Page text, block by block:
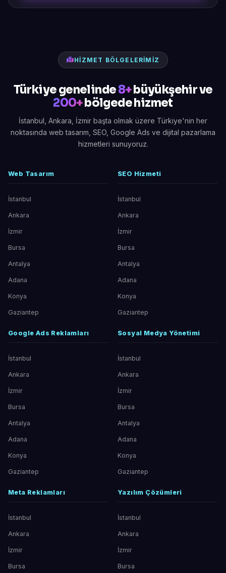
HIZMET BÖLGELERIMIZ
Türkiye genelinde8+büyükşehir ve
200+bölgede hizmet
İstanbul, Ankara, İzmir başta olmak üzere Türkiye'nin her
noktasında web tasarım, SEO, Google Ads ve dijital pazarlama
hizmetleri sunuyoruz.
Web Tasarım
İstanbul
Ankara
İzmir
Bursa
Antalya
Adana
Konya
Gaziantep
SEO Hizmeti
İstanbul
Ankara
İzmir
Bursa
Antalya
Adana
Konya
Gaziantep
Google Ads Reklamları
İstanbul
Ankara
İzmir
Bursa
Antalya
Adana
Konya
Gaziantep
Sosyal Medya Yönetimi
İstanbul
Ankara
İzmir
Bursa
Antalya
Adana
Konya
Gaziantep
Meta Reklamları
İstanbul
Ankara
İzmir
Bursa
Yazılım Çözümleri
İstanbul
Ankara
İzmir
Bursa